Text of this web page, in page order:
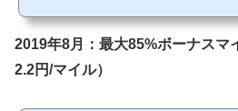
ん。 Chromeで「リダイレクトが繰り返し
まったら、以下の方法を試してみて下さ
2019年8月：最大85%ボーナスマ
2.2円/マイル）